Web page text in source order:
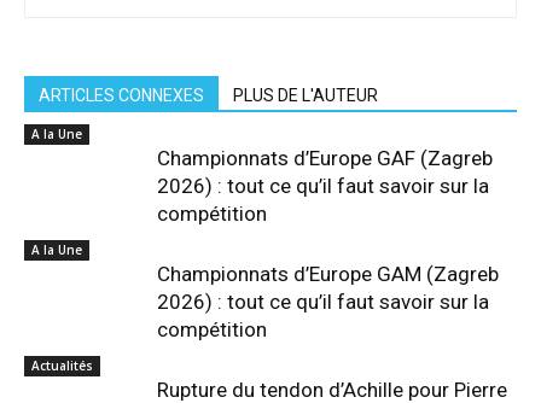
ARTICLES CONNEXES PLUS DE L'AUTEUR
A la Une
Championnats d’Europe GAF (Zagreb
2026) : tout ce qu’il faut savoir sur la
compétition
A la Une
Championnats d’Europe GAM (Zagreb
2026) : tout ce qu’il faut savoir sur la
compétition
Actualités
Rupture du tendon d’Achille pour Pierre